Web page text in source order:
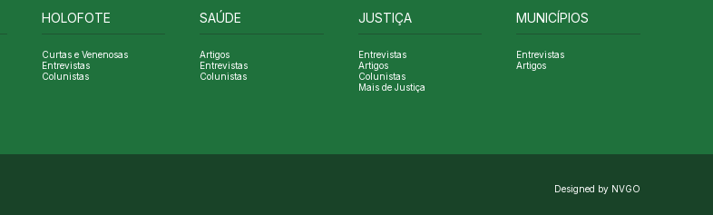
HOLOFOTE
Curtas e Venenosas
Entrevistas
Colunistas
SAÚDE
Artigos
Entrevistas
Colunistas
JUSTIÇA
Entrevistas
Artigos
Colunistas
Mais de Justiça
MUNICÍPIOS
Entrevistas
Artigos
Designed by NVGO